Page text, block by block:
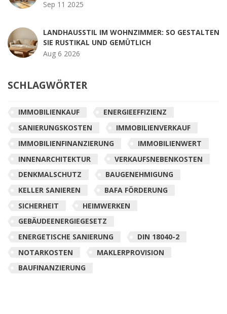
ZEITPLÄNE, PHASEN & CHECKLISTE
Sep 11 2025
LANDHAUSSTIL IM WOHNZIMMER: SO GESTALTEN
SIE RUSTIKAL UND GEMÜTLICH
Aug 6 2026
SCHLAGWÖRTER
IMMOBILIENKAUF
ENERGIEEFFIZIENZ
SANIERUNGSKOSTEN
IMMOBILIENVERKAUF
IMMOBILIENFINANZIERUNG
IMMOBILIENWERT
INNENARCHITEKTUR
VERKAUFSNEBENKOSTEN
DENKMALSCHUTZ
BAUGENEHMIGUNG
KELLER SANIEREN
BAFA FÖRDERUNG
SICHERHEIT
HEIMWERKEN
GEBÄUDEENERGIEGESETZ
ENERGETISCHE SANIERUNG
DIN 18040-2
NOTARKOSTEN
MAKLERPROVISION
BAUFINANZIERUNG